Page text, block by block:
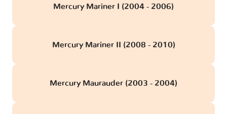
Mercury Mariner I (2004 - 2006)
Mercury Mariner II (2008 - 2010)
Mercury Maurauder (2003 - 2004)